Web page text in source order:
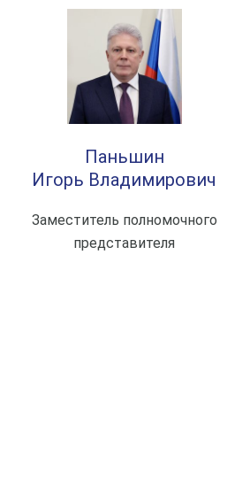
Паньшин
Игорь Владимирович
Заместитель полномочного
представителя